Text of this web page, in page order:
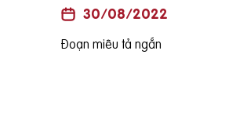
30/08/2022
Đoạn miêu tả ngắn